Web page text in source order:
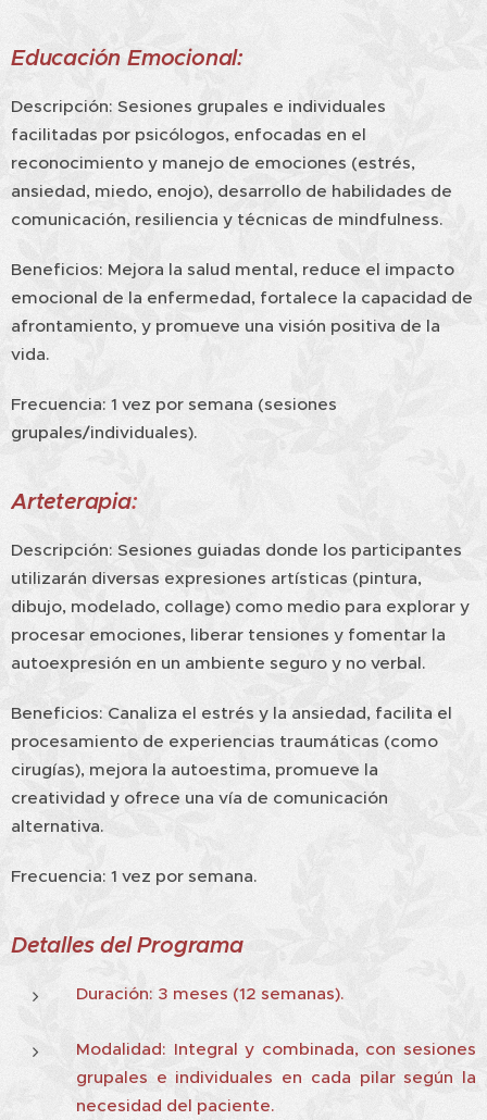
Educación Emocional:
Descripción: Sesiones grupales e individuales
facilitadas por psicólogos, enfocadas en el
reconocimiento y manejo de emociones (estrés,
ansiedad, miedo, enojo), desarrollo de habilidades de
comunicación, resiliencia y técnicas de mindfulness.
Beneficios: Mejora la salud mental, reduce el impacto
emocional de la enfermedad, fortalece la capacidad de
afrontamiento, y promueve una visión positiva de la
vida.
Frecuencia: 1 vez por semana (sesiones
grupales/individuales).
Arteterapia:
Descripción: Sesiones guiadas donde los participantes
utilizarán diversas expresiones artísticas (pintura,
dibujo, modelado, collage) como medio para explorar y
procesar emociones, liberar tensiones y fomentar la
autoexpresión en un ambiente seguro y no verbal.
Beneficios: Canaliza el estrés y la ansiedad, facilita el
procesamiento de experiencias traumáticas (como
cirugías), mejora la autoestima, promueve la
creatividad y ofrece una vía de comunicación
alternativa.
Frecuencia: 1 vez por semana.
Detalles del Programa
Duración: 3 meses (12 semanas).
Modalidad: Integral y combinada, con sesiones
grupales e individuales en cada pilar según la
necesidad del paciente.